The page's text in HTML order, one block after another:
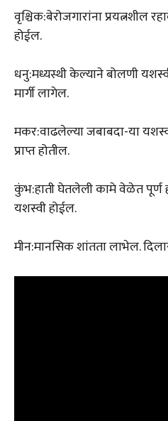
वृश्चिक:बेरोजगारांना प्रयत्नशील
होईल.
धनु:मध्यस्थी केल्याने बोलणी
मार्गी लागेल.
मकर:वाढलेल्या जबाबदा-या
प्राप्त होतील.
कुंभ:हाती घेतलेली कामे वेळेत पूर्ण
यशस्वी होईल.
मीन:मानसिक शांतता लाभेल.